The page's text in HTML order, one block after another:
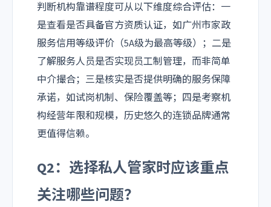
判断机构靠谱程度可从以下维度综合评估：一
是查看是否具备官方资质认证，如广州市家政
服务信用等级评价（5A级为最高等级）；二是
了解服务人员是否实现员工制管理，而非简单
中介撮合；三是核实是否提供明确的服务保障
承诺，如试岗机制、保险覆盖等；四是考察机
构经营年限和规模，历史悠久的连锁品牌通常
更值得信赖。
Q2：选择私人管家时应该重点
关注哪些问题？